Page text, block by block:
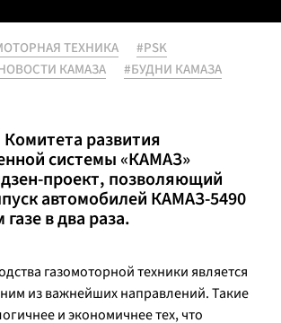
ТЕХНИКА
#PSK
КАМАЗА #БУДНИ КАМАЗА
развития
системы «КАМАЗ»
проект, позволяющий
автомобилей КАМАЗ-5490
в два раза.
газомоторной техники является
из важнейших направлений. Такие
и экономичнее тех, что